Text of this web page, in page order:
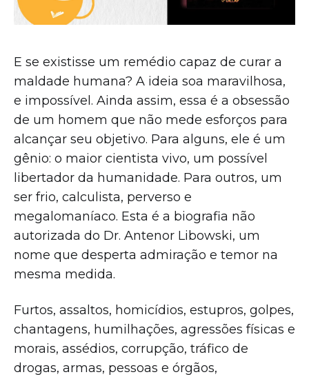
E se existisse um remédio capaz de curar a
maldade humana? A ideia soa maravilhosa,
e impossível. Ainda assim, essa é a obsessão
de um homem que não mede esforços para
alcançar seu objetivo. Para alguns, ele é um
gênio: o maior cientista vivo, um possível
libertador da humanidade. Para outros, um
ser frio, calculista, perverso e
megalomaníaco. Esta é a biografia não
autorizada do Dr. Antenor Libowski, um
nome que desperta admiração e temor na
mesma medida.
Furtos, assaltos, homicídios, estupros, golpes,
chantagens, humilhações, agressões físicas e
morais, assédios, corrupção, tráfico de
drogas, armas, pessoas e órgãos,